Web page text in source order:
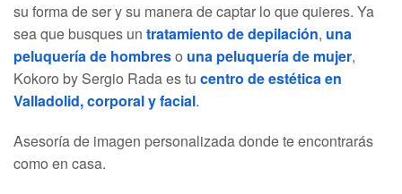
su forma de ser y su manera de captar lo que quieres. Ya
sea que busques un tratamiento de depilación, una
peluquería de hombreso una peluquería de mujer,
Kokoro by Sergio Rada es tu centro de estética en
Valladolid, corporal y facial.
Asesoría de imagen personalizada donde te encontrarás
como en casa.